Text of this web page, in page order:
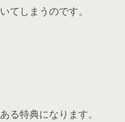
てしまうのです。
る特典になります。